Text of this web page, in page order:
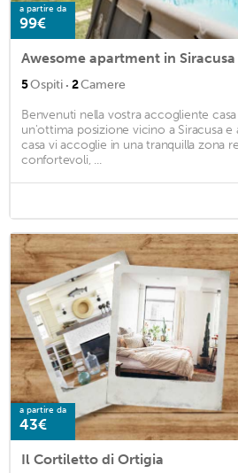
a partire da
99€
5Ospiti · 2Camere
Benvenuti nella vostra accogliente
un'ottima posizione vicino a Siracusa e
casa vi accoglie in una tranquilla zona
confortevoli, ...
a partire da
43€
Il Cortiletto di Ortigia